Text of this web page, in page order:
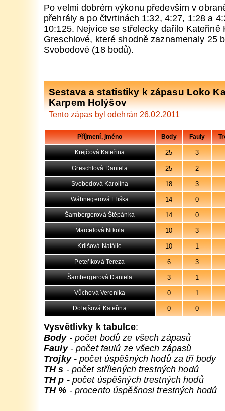
Po velmi dobrém výkonu především v
přehrály a po čtvrtinách 1:32, 4:27, 1:28 a
10:125. Nejvíce se střelecky dařilo Kateřině
Greschlové, které shodně zaznamenaly 25
Svobodové (18 bodů).
Sestava a statistiky k zápasu Loko
Karpem Holýšov
Tento zápas byl odehrán 26.02.2011
Příjmení, jméno Body Fauly
Krejčová Kateřina 25 3
Greschlová Daniela 25 2
Svobodová Karolína 18 3
Wábnegerová Eliška 14 0
Šambergerová Štěpánka 14 0
Marcelová Nikola 10 3
Krlišová Natálie 10 1
Peteříková Tereza 6 3
Šambergerová Daniela 3 1
Vůchová Veronika 0 1
Dolejšová Kateřina 0 0
Vysvětlivky k tabulce:
Body- počet bodů ze všech zápasů
Fauly- počet faulů ze všech zápasů
Trojky- počet úspěšných hodů za tři body
TH s - počet střílených trestných hodů
TH p - počet úspěšných trestných hodů
TH % - procento úspěšnosi trestných hodů